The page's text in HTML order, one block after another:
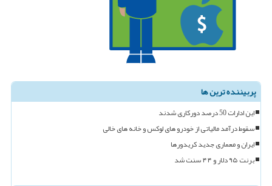
پربیننده ترین ها
این ادارات 50 درصد دورکاری شدند
سقوط درآمد مالیاتی از خودرو های لوکس و خانه های خالی
ایران و معماری جدید کریدورها
برنت ۹۵ دلار و ۴۴ سنت شد